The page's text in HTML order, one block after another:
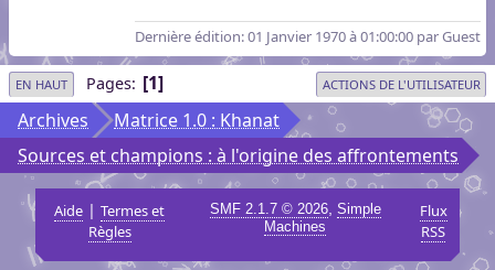
Dernière édition: 01 Janvier 1970 à 01:00:00 par Guest
EN HAUT Pages 1 ACTIONS DE L'UTILISATEUR
Archives
Matrice 1.0 : Khanat
Sources et champions : à l'origine des affrontements
Aide |Termes et
Règles
SMF 2.1.7 © 2026, Simple
Machines
Flux
RSS